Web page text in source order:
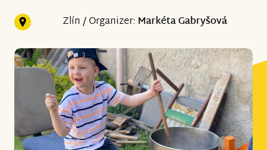
Zlín / Organizer: Markéta Gabryšová